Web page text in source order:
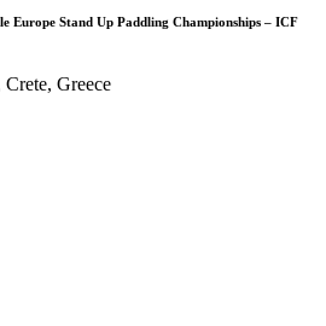
Europe Stand Up Paddling Championships – ICF
Greece